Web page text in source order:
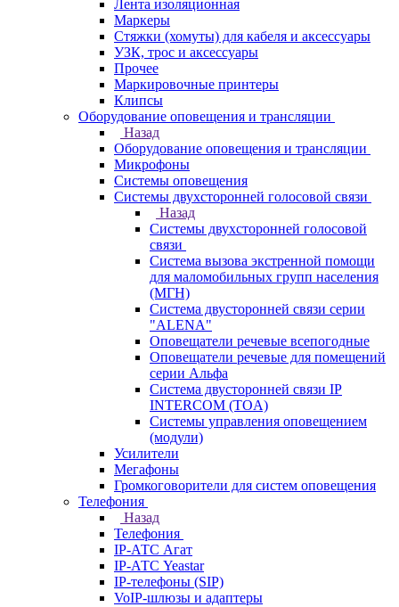
Лента изоляционная
Маркеры
Стяжки (хомуты) для кабеля и аксессуары
УЗК, трос и аксессуары
Прочее
Маркировочные принтеры
Клипсы
Оборудование оповещения и трансляции
Назад
Оборудование оповещения и трансляции
Микрофоны
Системы оповещения
Системы двухсторонней голосовой связи
Назад
Системы двухсторонней голосовой
связи
Система вызова экстренной помощи
для маломобильных групп населения
(МГН)
Система двусторонней связи серии
"ALENA"
Оповещатели речевые всепогодные
Оповещатели речевые для помещений
серии Альфа
Система двусторонней связи IP
INTERCOM (TOA)
Системы управления оповещением
(модули)
Усилители
Мегафоны
Громкоговорители для систем оповещения
Телефония
Назад
Телефония
IP-АТС Агат
IP-АТС Yeastar
IP-телефоны (SIP)
VoIP-шлюзы и адаптеры